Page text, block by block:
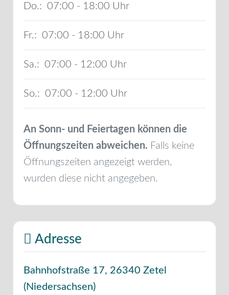
Do.: 07:00 - 18:00
Fr.: 07:00 - 18:00
Sa.: 07:00 - 12:00
So.: 07:00 - 12:00
An Sonn- und Feiertagen können die
Öffnungszeiten abweichen. Falls keine
Öffnungszeiten angezeigt werden,
wurden diese nicht angegeben.
Adresse
Bahnhofstraße 17, 26340 Zetel
(Niedersachsen)